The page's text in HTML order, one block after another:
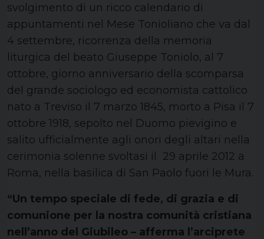
svolgimento di un ricco calendario di
appuntamenti nel Mese Tonioliano che va dal
4 settembre, ricorrenza della memoria
liturgica del beato Giuseppe Toniolo, al 7
ottobre, giorno anniversario della scomparsa
del grande sociologo ed economista cattolico
nato a Treviso il 7 marzo 1845, morto a Pisa il 7
ottobre 1918, sepolto nel Duomo pievigino e
salito ufficialmente agli onori degli altari nella
cerimonia solenne svoltasi il 29 aprile 2012 a
Roma, nella basilica di San Paolo fuori le Mura.
“Un tempo speciale di fede, di grazia e di
comunione per la nostra comunità cristiana
nell’anno del Giubileo – afferma l’arciprete